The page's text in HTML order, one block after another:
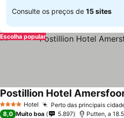
Consulte os preços de 15 sites
Escolha popular
4 EstrelasHotel Perto das principais
Postillion Hotel
8,0 Muito boa 5.897 Putten, a